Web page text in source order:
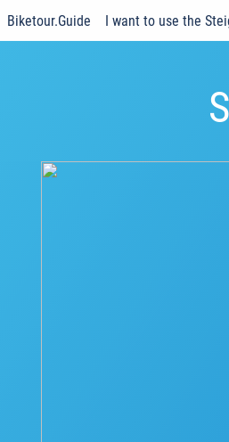
Biketour.Guide I want to use the